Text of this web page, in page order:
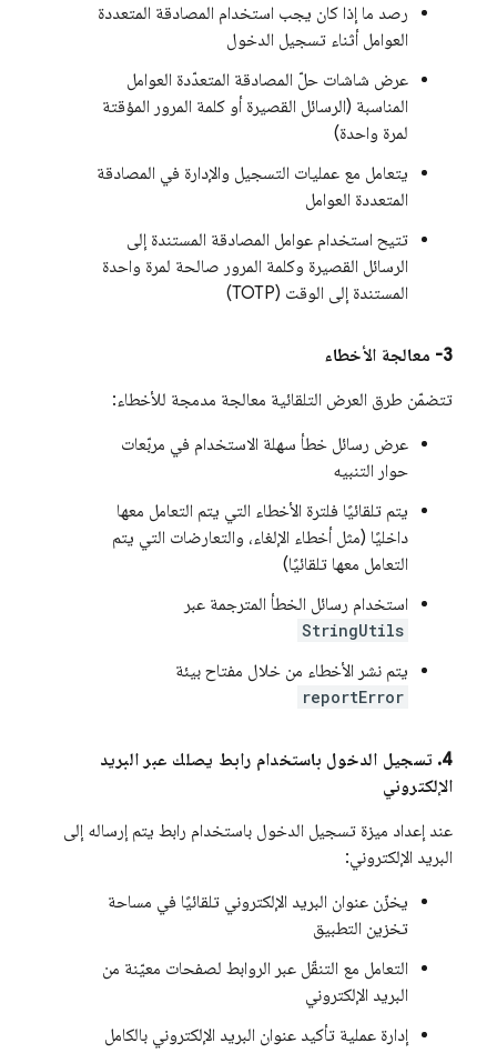
رصد ما إذا كان يجب استخدام المصادقة المتعددة
العوامل أثناء تسجيل الدخول
عرض شاشات حلّ المصادقة المتعدّدة العوامل
المناسبة (الرسائل القصيرة أو كلمة المرور المؤقتة
لمرة واحدة)
يتعامل مع عمليات التسجيل والإدارة في المصادقة
المتعددة العوامل
تتيح استخدام عوامل المصادقة المستندة إلى
الرسائل القصيرة وكلمة المرور صالحة لمرة واحدة
المستندة إلى الوقت (TOTP)
3-
معالجة الأخطاء
تتضمّن طرق العرض التلقائية معالجة مدمجة للأخطاء:
عرض رسائل خطأ سهلة الاستخدام في مربّعات
حوار التنبيه
يتم تلقائيًا فلترة الأخطاء التي يتم التعامل معها
داخليًا (مثل أخطاء الإلغاء، والتعارضات التي يتم
التعامل معها تلقائيًا)
استخدام رسائل الخطأ المترجمة عبر
StringUtils
يتم نشر الأخطاء من خلال مفتاح بيئة
reportError
4
. تسجيل الدخول باستخدام رابط يصلك عبر البريد
الإلكتروني
عند إعداد ميزة تسجيل الدخول باستخدام رابط يتم إرساله إلى
البريد الإلكتروني:
يخزّن عنوان البريد الإلكتروني تلقائيًا في مساحة
تخزين التطبيق
التعامل مع التنقّل عبر الروابط لصفحات معيّنة من
البريد الإلكتروني
إدارة عملية تأكيد عنوان البريد الإلكتروني بالكامل